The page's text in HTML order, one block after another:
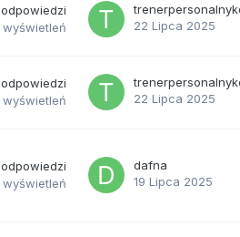
odpowiedzi
wyświetleń
22 Lipca 2025
odpowiedzi
wyświetleń
22 Lipca 2025
odpowiedzi
wyświetleń
dafna
19 Lipca 2025